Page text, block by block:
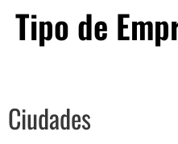
Tipo de
Ciudades